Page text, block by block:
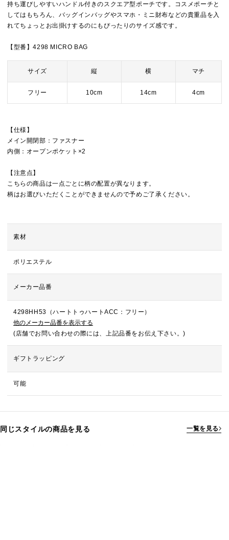
持ち運びしやすいハンドル付きのスクエア型ポーチです。コスメポーチと
してはもちろん、バッグインバッグやスマホ・ミニ財布などの貴重品を入
れてちょっとお出掛けするのにもぴったりのサイズ感です。
【型番】4298 MICRO BAG
サイズ 縦 横 マチ
フリー 10cm 14cm 4cm
【仕様】
メイン開閉部：ファスナー
内側：オープンポケット×2
【注意点】
こちらの商品は一点ごとに柄の配置が異なります。
柄はお選びいただくことができませんので予めご了承ください。
素材
ポリエステル
メーカー品番
4298HH53（ハートトゥハートACC：フリー）
他のメーカー品番を表示する
(店舗でお問い合わせの際には、上記品番をお伝え下さい。)
ギフトラッピング
可能
同じスタイルの商品を見る 一覧を見る